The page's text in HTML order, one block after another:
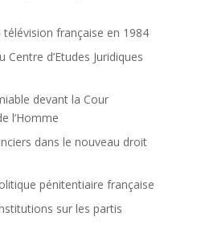
télévision française en 1984
Centre d’Etudes Juridiques
devant la Cour
l’Homme
dans le nouveau droit
pénitentiaire française
sur les partis